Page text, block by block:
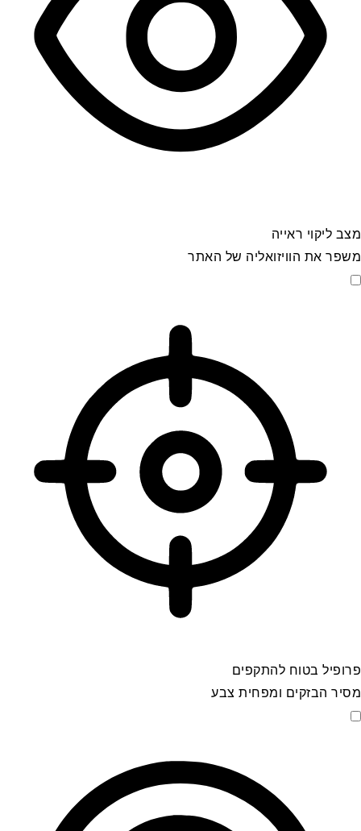
מצב ליקוי ראייה
משפר את הוויזואליה של האתר
מצב ליקוי ראייה
פרופיל בטוח להתקפים
מסיר הבזקים ומפחית צבע
פרופיל בטוח להתקפים